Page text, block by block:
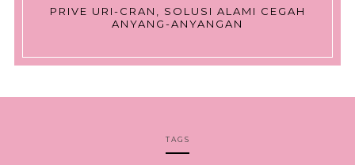
PRIVE URI-CRAN, SOLUSI ALAMI CEGAH
ANYANG-ANYANGAN
TAGS